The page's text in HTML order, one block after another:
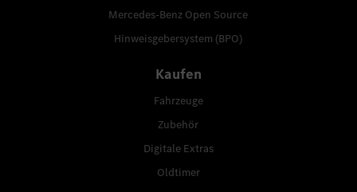
Mercedes-Benz Open Source
Hinweisgebersystem (BPO)
Kaufen
Fahrzeuge
Zubehör
Digitale Extras
Oldtimer